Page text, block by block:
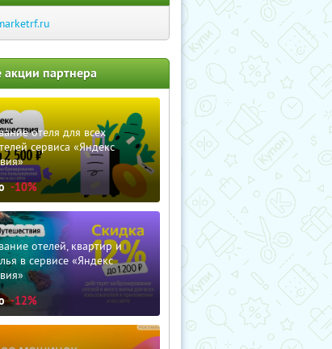
акции партнера
отеля для всех
сервиса «Яндекс
-10%
отелей, квартир и
в сервисе «Яндекс
-12%